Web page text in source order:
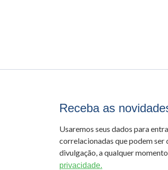
Receba as
Usaremos seus dados para
correlacionadas que podem ser
divulgação, a qualquer
privacidade.